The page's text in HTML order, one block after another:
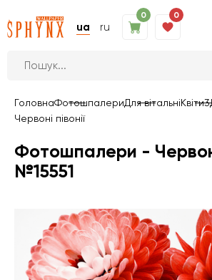
ua ru
0 0
ГоловнаФотошпалериДля вітальніКвіти
Червоні півонії
Фотошпалери - Червоні
№15551